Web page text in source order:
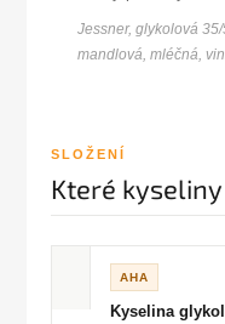
Jessner, glykolová
mandlová, mléčná,
SLOŽENÍ
Které
AHA
Kyselina